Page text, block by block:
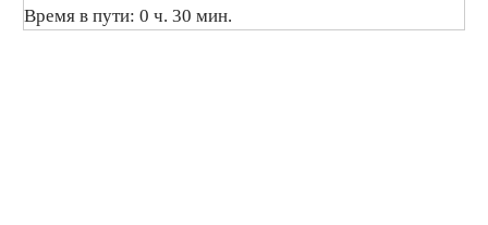
Время в пути: 0 ч. 30 мин.